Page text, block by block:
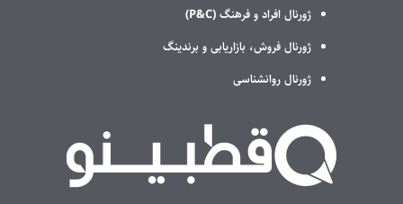
ژورنال افراد و فرهنگ (P&C)
ژورنال فروش، بازاریابی و برندینگ
ژورنال روانشناسی